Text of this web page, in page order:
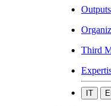
Outputs
Third
IT